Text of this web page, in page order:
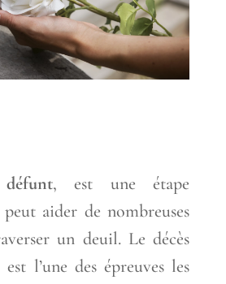
, est une étape
aider de nombreuses
un deuil. Le décès
l’une des épreuves les